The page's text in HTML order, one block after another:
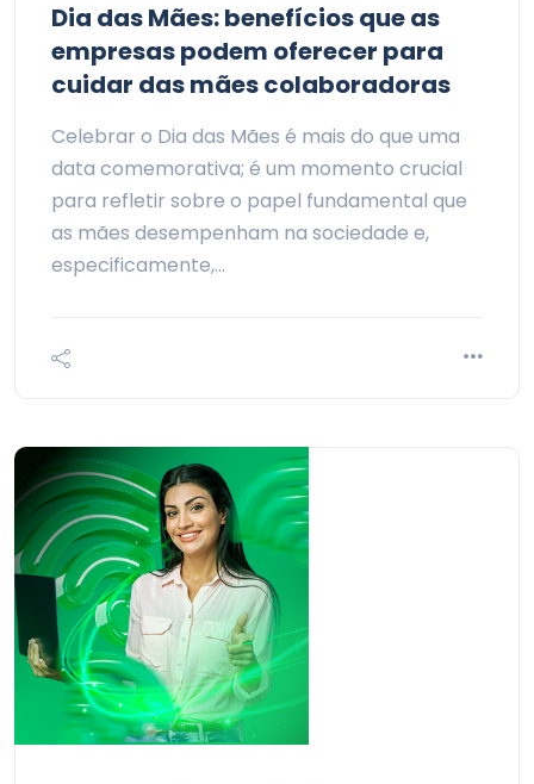
Dia das Mães: benefícios que as
empresas podem oferecer para
cuidar das mães colaboradoras
Celebrar o Dia das Mães é mais do que uma
data comemorativa; é um momento crucial
para refletir sobre o papel fundamental que
as mães desempenham na sociedade e,
especificamente,…